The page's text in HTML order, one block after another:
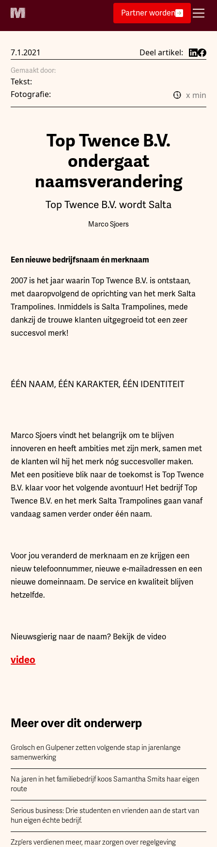
Partner worden
7.1.2021 Deel artikel:
Gemaakt door:
Tekst:
Fotografie:
x min
Top Twence B.V.
ondergaat
naamsverandering
Top Twence B.V. wordt Salta
Marco Sjoers
Een nieuwe bedrijfsnaam én merknaam
2007 is het jaar waarin Top Twence B.V. is ontstaan,
met daaropvolgend de oprichting van het merk Salta
Trampolines. Inmiddels is Salta Trampolines, mede
dankzij de trouwe klanten uitgegroeid tot een zeer
succesvol merk!
ÉÉN NAAM, ÉÉN KARAKTER, ÉÉN IDENTITEIT
Marco Sjoers vindt het belangrijk om te blijven
innoveren en heeft ambities met zijn merk, samen met
de klanten wil hij het merk nóg succesvoller maken.
Met een positieve blik naar de toekomst is Top Twence
B.V. klaar voor het volgende avontuur! Het bedrijf Top
Twence B.V. en het merk Salta Trampolines gaan vanaf
vandaag samen verder onder één naam.
Voor jou veranderd de merknaam en ze krijgen een
nieuw telefoonnummer, nieuwe e-mailadressen en een
nieuwe domeinnaam. De service en kwaliteit blijven
hetzelfde.
Nieuwsgierig naar de naam? Bekijk de video
video
Meer over dit onderwerp
Grolsch en Gulpener zetten volgende stap in jarenlange
samenwerking
Na jaren in het familiebedrijf koos Samantha Smits haar eigen
route
Serious business: Drie studenten en vrienden aan de start van
hun eigen échte bedrijf.
Zzp’ers verdienen meer, maar zorgen over regelgeving